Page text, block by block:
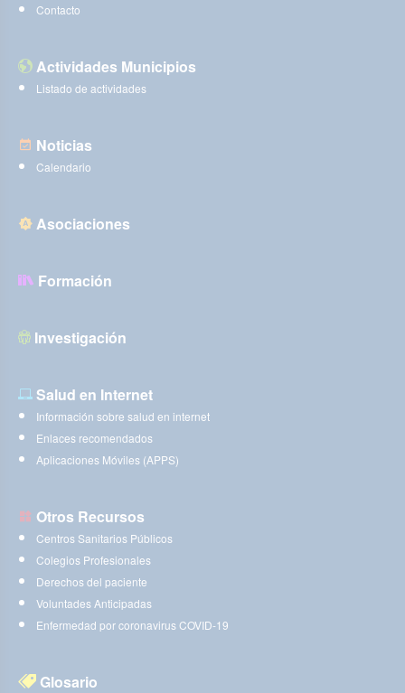
Contacto
Actividades Municipios
Listado de actividades
Noticias
Calendario
Asociaciones
Formación
Investigación
Salud en Internet
Información sobre salud en internet
Enlaces recomendados
Aplicaciones Móviles (APPS)
Otros Recursos
Centros Sanitarios Públicos
Colegios Profesionales
Derechos del paciente
Voluntades Anticipadas
Enfermedad por coronavirus COVID-19
Glosario